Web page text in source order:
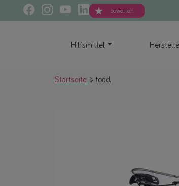
bewerten
Hilfsmittel
Startseite todd.